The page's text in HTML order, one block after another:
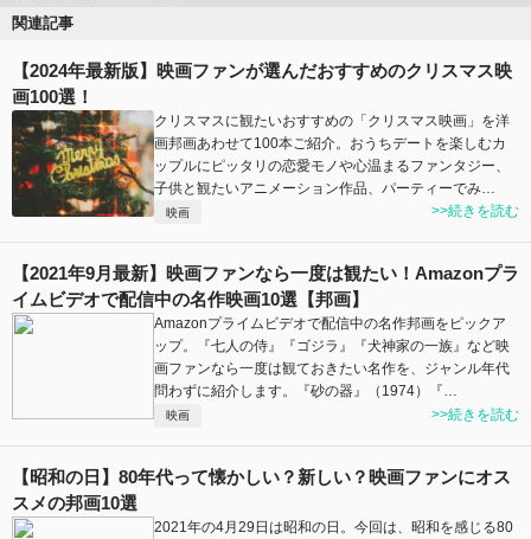
関連記事
【2024年最新版】映画ファンが選んだおすすめのクリスマス映
画100選！
クリスマスに観たいおすすめの「クリスマス映画」を洋
画邦画あわせて100本ご紹介。おうちデートを楽しむカ
ップルにピッタリの恋愛モノや心温まるファンタジー、
子供と観たいアニメーション作品、パーティーでみ…
映画 >>続きを読む
【2021年9月最新】映画ファンなら一度は観たい！Amazonプラ
イムビデオで配信中の名作映画10選【邦画】
Amazonプライムビデオで配信中の名作邦画をピックア
ップ。『七人の侍』『ゴジラ』『犬神家の一族』など映
画ファンなら一度は観ておきたい名作を、ジャンル年代
問わずに紹介します。『砂の器』（1974）『…
映画 >>続きを読む
【昭和の日】80年代って懐かしい？新しい？映画ファンにオス
スメの邦画10選
2021年の4月29日は昭和の日。今回は、昭和を感じる80